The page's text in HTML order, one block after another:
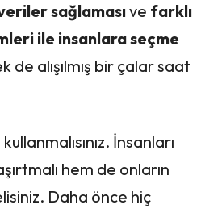
sağlamasıve farklı
ile insanlara seçme
de alışılmış bir çalar saat
İnsanları
hem de onların
Daha önce hiç